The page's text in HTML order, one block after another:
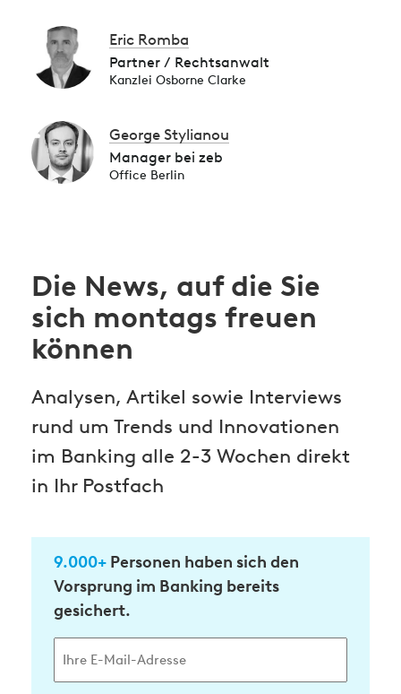
Eric Romba
Partner / Rechtsanwalt
Kanzlei Osborne Clarke
George Stylianou
Manager bei zeb
Office Berlin
Die News, auf die Sie
sich montags freuen
können
Analysen, Artikel sowie Interviews
rund um Trends und Innovationen
im Banking alle 2-3 Wochen direkt
in Ihr Postfach
9.000+ Personen haben sich den
Vorsprung im Banking bereits
gesichert.